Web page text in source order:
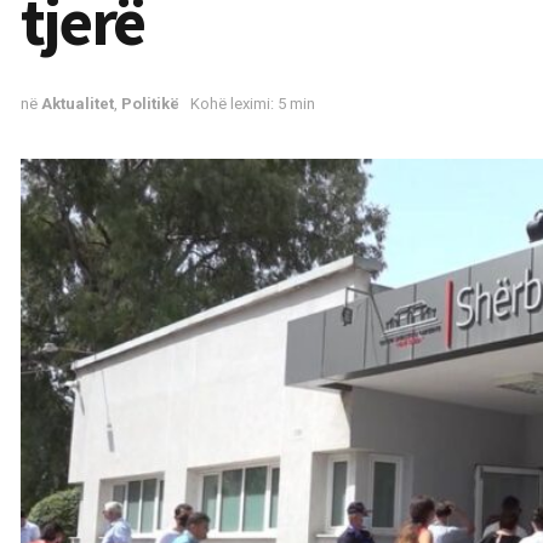
tjerë
në Aktualitet Politikë Kohë leximi: 5 min